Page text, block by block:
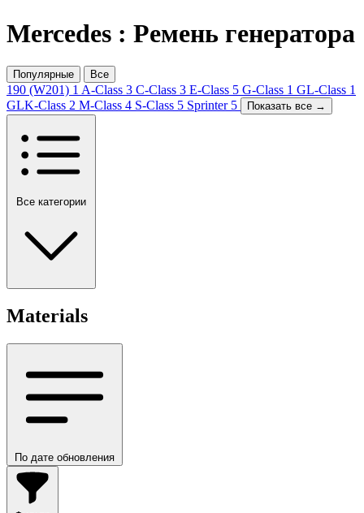
Mercedes : Ремень генератора
Популярные Все
190 (W201) 1 A-Class 3 C-Class 3 E-Class 5 G-Class 1 GL-Class 1
GLK-Class 2 M-Class 4 S-Class 5 Sprinter 5 Показать все →
Все категории
Materials
По дате обновления